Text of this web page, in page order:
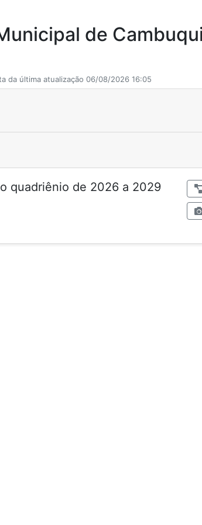
de
da última atualização 06/08/2026 16:05
quadriênio de 2026 a 2029
- MG.